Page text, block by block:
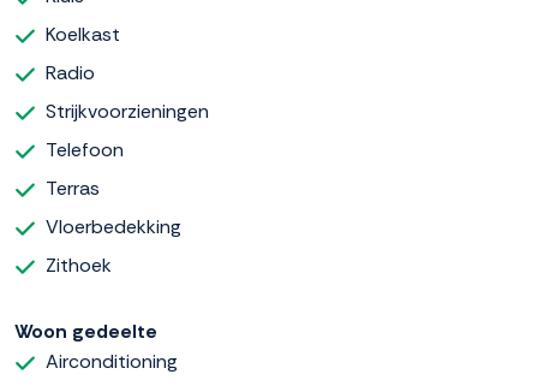
Koelkast
Radio
Strijkvoorzieningen
Telefoon
Terras
Vloerbedekking
Zithoek
Woon gedeelte
Airconditioning